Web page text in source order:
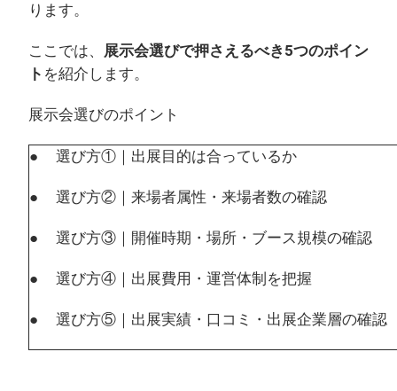
ります。
ここでは、 展示会選びで押さえるべき5つのポイン
ト を紹介します。
展示会選びのポイント
● 選び方①｜出展目的は合っているか
● 選び方②｜来場者属性・来場者数の確認
● 選び方③｜開催時期・場所・ブース規模の確認
● 選び方④｜出展費用・運営体制を把握
● 選び方⑤｜出展実績・口コミ・出展企業層の確認